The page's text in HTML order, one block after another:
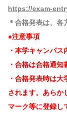
https://exam-
＊合格発表は、各
●注意事項
・本学キャンパス
・合格は合格通知
・合格発表時は
されます。あらか
マーク等に登録し